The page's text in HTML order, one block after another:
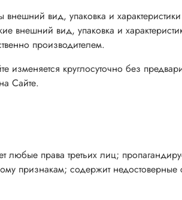
вид, упаковка и
вид, упаковка и
производителем.
круглосуточно без
Сайте.
любые права третьих лиц;
признакам; содержит